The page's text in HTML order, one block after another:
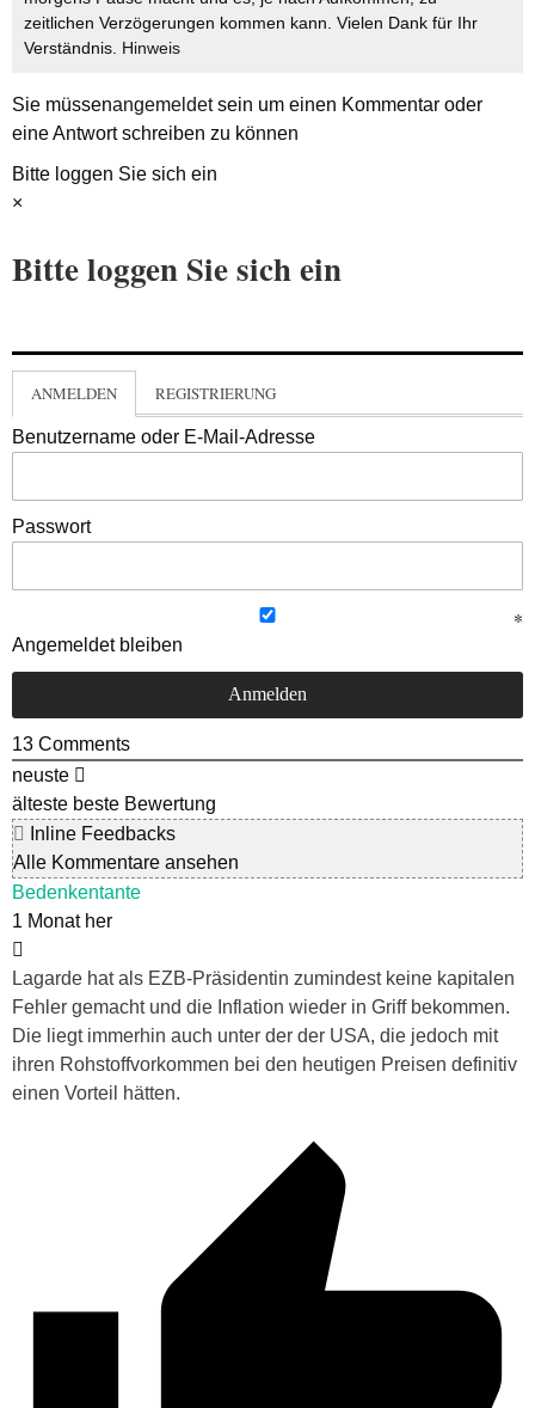
zeitlichen Verzögerungen kommen kann. Vielen Dank für Ihr
Verständnis. Hinweis
Sie müssenangemeldetsein um einen Kommentar oder
eine Antwort schreiben zu können
Bitte loggen Sie sich ein
×
Bitte loggen Sie sich ein
ANMELDEN REGISTRIERUNG
Benutzername oder E-Mail-Adresse
Passwort
Angemeldet bleiben
13 Comments
neuste
älteste beste Bewertung
Inline Feedbacks
Alle Kommentare ansehen
Bedenkentante
1 Monat her
Lagarde hat als EZB-Präsidentin zumindest keine kapitalen
Fehler gemacht und die Inflation wieder in Griff bekommen.
Die liegt immerhin auch unter der der USA, die jedoch mit
ihren Rohstoffvorkommen bei den heutigen Preisen definitiv
einen Vorteil hätten.